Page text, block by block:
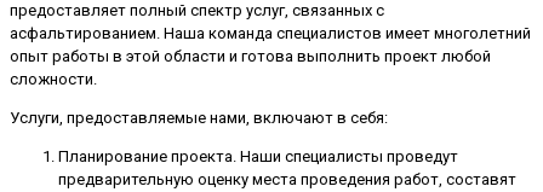
предоставляет полный спектр услуг, связанных с
асфальтированием. Наша команда специалистов имеет многолетний
опыт работы в этой области и готова выполнить проект любой
сложности.
Услуги, предоставляемые нами, включают в себя:
Планирование проекта. Наши специалисты проведут
предварительную оценку места проведения работ, составят